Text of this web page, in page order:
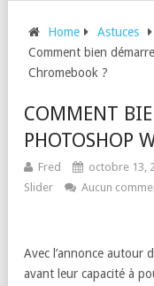
Home
Astuces
Comment bien
Chromebook ?
COMMENT
PHOTOSHOP
Fred octobre 13,
Slider
Aucun
Avec l’annonce autour
avant leur capacité à